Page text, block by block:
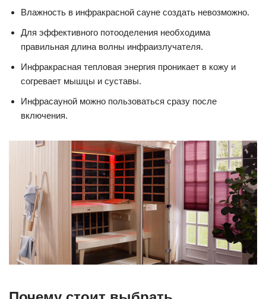
Влажность в инфракрасной сауне создать невозможно.
Для эффективного потооделения необходима
правильная длина волны инфраизлучателя.
Инфракрасная тепловая энергия проникает в кожу и
согревает мышцы и суставы.
Инфрасауной можно пользоваться сразу после
включения.